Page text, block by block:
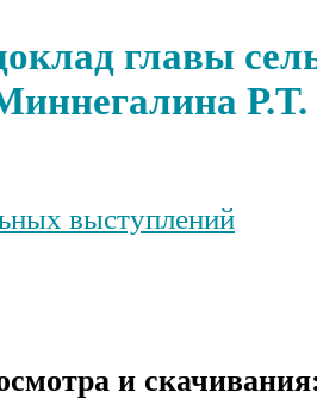
главы
Р.Т.
выступлений
и